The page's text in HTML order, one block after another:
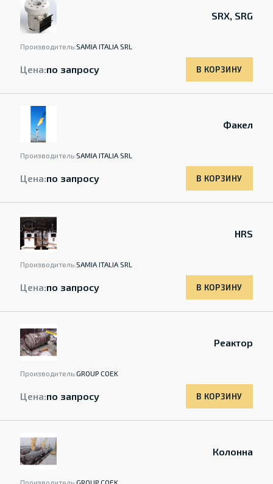
SRX, SRG
Производитель:SAMIA ITALIA SRL
Цена:по запросу В КОРЗИНУ
Факел
Производитель:SAMIA ITALIA SRL
Цена:по запросу В КОРЗИНУ
HRS
Производитель:SAMIA ITALIA SRL
Цена:по запросу В КОРЗИНУ
Реактор
Производитель:GROUP COEK
Цена:по запросу В КОРЗИНУ
Колонна
Производитель:GROUP COEK